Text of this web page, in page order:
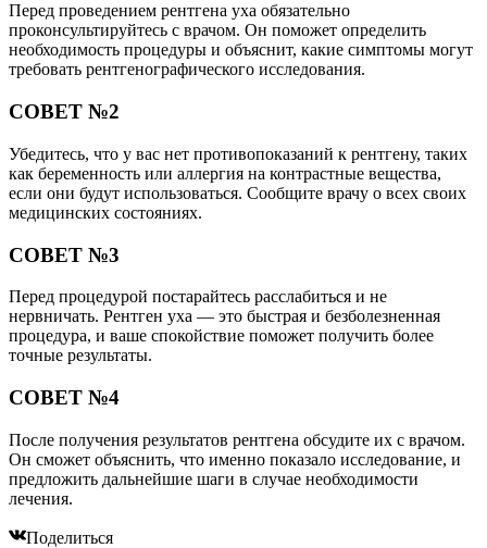
Перед проведением рентгена уха обязательно
проконсультируйтесь с врачом. Он поможет определить
необходимость процедуры и объяснит, какие симптомы могут
требовать рентгенографического исследования.
СОВЕТ №2
Убедитесь, что у вас нет противопоказаний к рентгену, таких
как беременность или аллергия на контрастные вещества,
если они будут использоваться. Сообщите врачу о всех своих
медицинских состояниях.
СОВЕТ №3
Перед процедурой постарайтесь расслабиться и не
нервничать. Рентген уха — это быстрая и безболезненная
процедура, и ваше спокойствие поможет получить более
точные результаты.
СОВЕТ №4
После получения результатов рентгена обсудите их с врачом.
Он сможет объяснить, что именно показало исследование, и
предложить дальнейшие шаги в случае необходимости
лечения.
Поделиться